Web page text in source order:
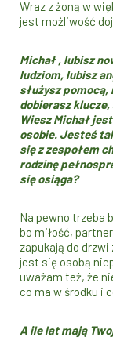
Wraz z żoną w
jest możliwość
Michał , lubisz
ludziom, lubisz
służysz
dobierasz
Wiesz Michał
osobie. Jesteś
się z zespołem
rodzinę
się osiąga?
Na pewno trzeba
bo miłość,
zapukają do
jest się osobą
uważam też, że
co ma w środku i
A ile lat mają